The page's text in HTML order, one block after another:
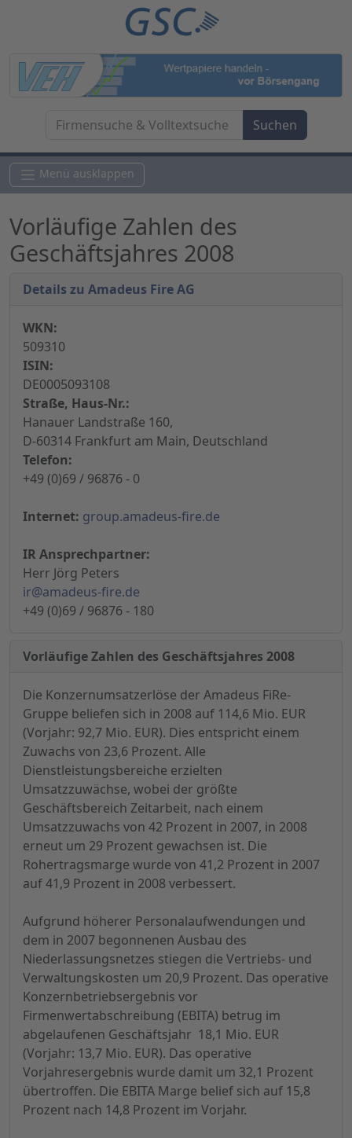
Menü ausklappen
Vorläufige Zahlen des
Geschäftsjahres 2008
Details zu Amadeus Fire AG
WKN:
509310
ISIN:
DE0005093108
Straße, Haus-Nr.:
Hanauer Landstraße 160,
D-60314 Frankfurt am Main, Deutschland
Telefon:
+49 (0)69 / 96876 - 0
Internet: group.amadeus-fire.de
IR Ansprechpartner:
Herr Jörg Peters
ir@amadeus-fire.de
+49 (0)69 / 96876 - 180
Vorläufige Zahlen des Geschäftsjahres 2008
Die Konzernumsatzerlöse der Amadeus FiRe-
Gruppe beliefen sich in 2008 auf 114,6 Mio. EUR
(Vorjahr: 92,7 Mio. EUR). Dies entspricht einem
Zuwachs von 23,6 Prozent. Alle
Dienstleistungsbereiche erzielten
Umsatzzuwächse, wobei der größte
Geschäftsbereich Zeitarbeit, nach einem
Umsatzzuwachs von 42 Prozent in 2007, in 2008
erneut um 29 Prozent gewachsen ist. Die
Rohertragsmarge wurde von 41,2 Prozent in 2007
auf 41,9 Prozent in 2008 verbessert.
Aufgrund höherer Personalaufwendungen und
dem in 2007 begonnenen Ausbau des
Niederlassungsnetzes stiegen die Vertriebs- und
Verwaltungskosten um 20,9 Prozent. Das operative
Konzernbetriebsergebnis vor
Firmenwertabschreibung (EBITA) betrug im
abgelaufenen Geschäftsjahr 18,1 Mio. EUR
(Vorjahr: 13,7 Mio. EUR). Das operative
Vorjahresergebnis wurde damit um 32,1 Prozent
übertroffen. Die EBITA Marge belief sich auf 15,8
Prozent nach 14,8 Prozent im Vorjahr.